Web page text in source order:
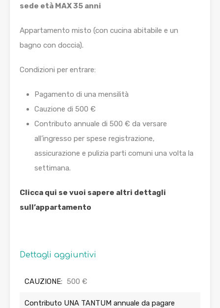
sede età MAX 35 anni
Appartamento misto (con cucina abitabile e un
bagno con doccia).
Condizioni per entrare:
Pagamento di una mensilità
Cauzione di 500 €
Contributo annuale di 500 € da versare
all’ingresso per spese registrazione,
assicurazione e pulizia parti comuni una volta la
settimana.
Clicca qui se vuoi sapere altri dettagli
sull’appartamento
Dettagli aggiuntivi
CAUZIONE: 500 €
Contributo UNA TANTUM annuale da pagare